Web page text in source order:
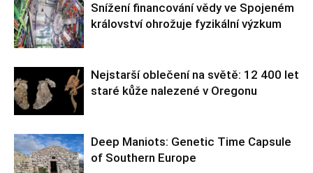
Snížení financování vědy ve Spojeném
království ohrožuje fyzikální výzkum
Nejstarší oblečení na světě: 12 400 let
staré kůže nalezené v Oregonu
Deep Maniots: Genetic Time Capsule
of Southern Europe